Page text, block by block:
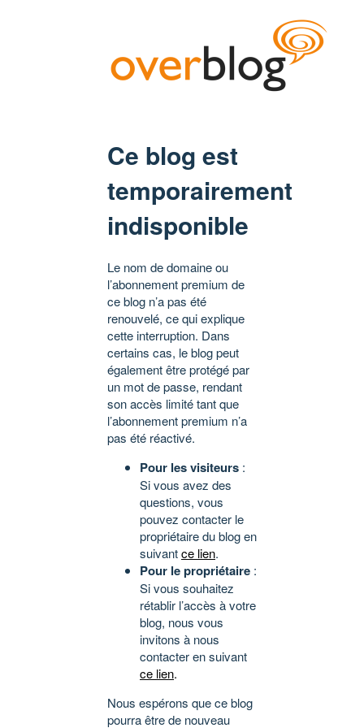
Ce blog est
temporairement
indisponible
Le nom de domaine ou
l’abonnement premium de
ce blog n’a pas été
renouvelé, ce qui explique
cette interruption. Dans
certains cas, le blog peut
également être protégé par
un mot de passe, rendant
son accès limité tant que
l’abonnement premium n’a
pas été réactivé.
Pour les visiteurs :
Si vous avez des
questions, vous
pouvez contacter le
propriétaire du blog en
suivantce lien.
Pour le propriétaire :
Si vous souhaitez
rétablir l’accès à votre
blog, nous vous
invitons à nous
contacter en suivant
ce lien.
Nous espérons que ce blog
pourra être de nouveau